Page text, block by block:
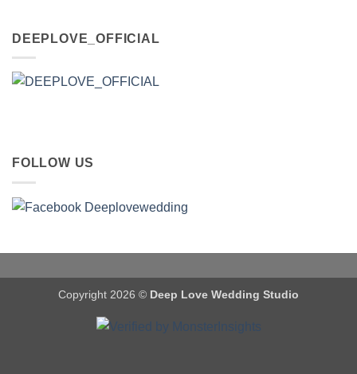
DEEPLOVE_OFFICIAL
FOLLOW US
Copyright 2026 © Deep Love Wedding Studio